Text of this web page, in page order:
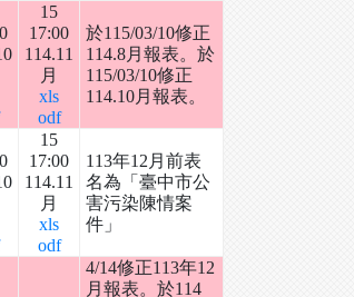
15
17:00
114.11
月
xls
odf
於115/03/10修正
114.8月報表。於
115/03/10修正
114.10月報表。
15
17:00
114.11
月
xls
odf
113年12月前表
名為「臺中市公
害污染陳情案
件」
4/14修正113年12
月報表。於114